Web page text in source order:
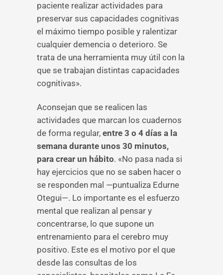
paciente realizar actividades para
preservar sus capacidades cognitivas
el máximo tiempo posible y ralentizar
cualquier demencia o deterioro. Se
trata de una herramienta muy útil con la
que se trabajan distintas capacidades
cognitivas».
Aconsejan que se realicen las
actividades que marcan los cuadernos
de forma regular, entre 3 o 4 días a la
semana durante unos 30 minutos,
para crear un hábito. «No pasa nada si
hay ejercicios que no se saben hacer o
se responden mal —puntualiza Edurne
Otegui—. Lo importante es el esfuerzo
mental que realizan al pensar y
concentrarse, lo que supone un
entrenamiento para el cerebro muy
positivo. Este es el motivo por el que
desde las consultas de los